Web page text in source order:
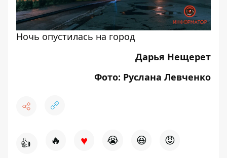
Ночь опустилась на город
Дарья Нещерет
Фото: Руслана Левченко
👍 🔥 ♥ 😭 😆 😡